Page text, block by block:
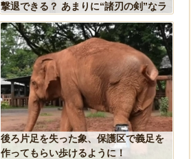
撃退できる？ あまりに“諸刃の剣”なラ
イフハックが話題にｗ
後ろ片足を失った象、保護区で義足を
作ってもらい歩けるように！